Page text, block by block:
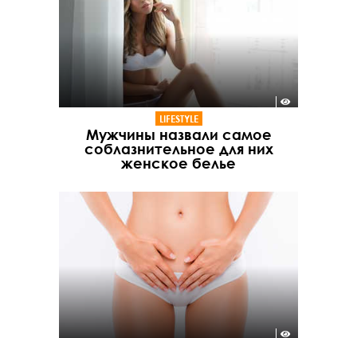
LIFESTYLE
Мужчины назвали самое
соблазнительное для них
женское белье